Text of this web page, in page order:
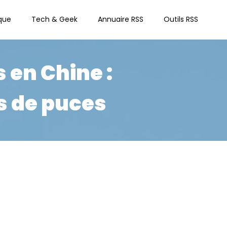
Tech & Geek Annuaire RSS Outils RSS
Chine :
de puces